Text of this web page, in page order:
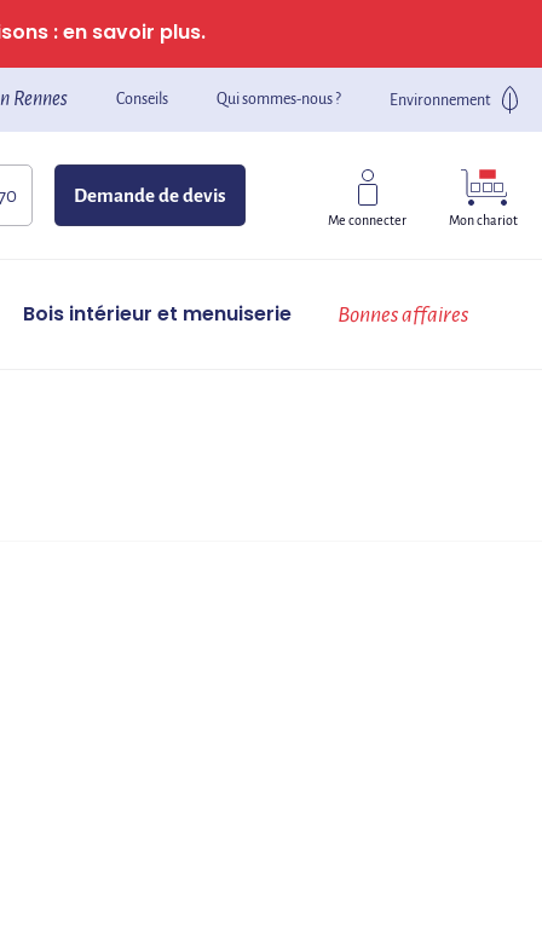
: en savoir plus.
Rennes Conseils Qui sommes-nous ? Environnement
Demande de devis
Me connecter Mon chariot
Bois intérieur et menuiserie Bonnes affaires